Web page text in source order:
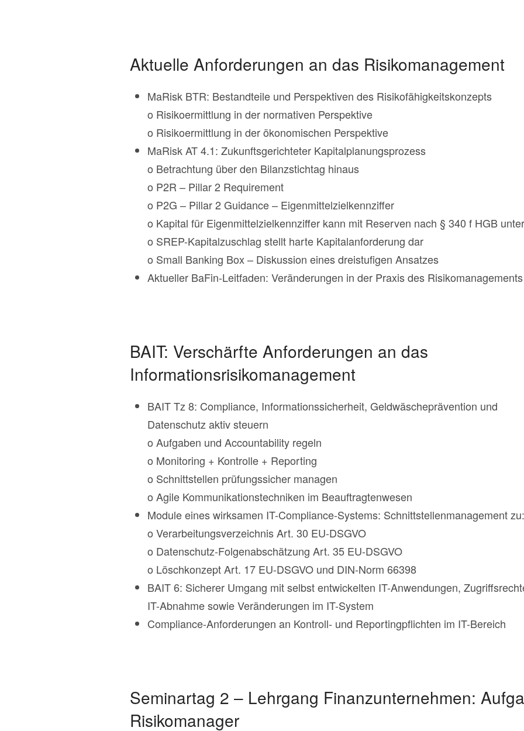
Aktuelle Anforderungen an das Risikomanagement
MaRisk BTR: Bestandteile und Perspektiven des Risikofähigkeitskonzepts
o Risikoermittlung in der normativen Perspektive
o Risikoermittlung in der ökonomischen Perspektive
MaRisk AT 4.1: Zukunftsgerichteter Kapitalplanungsprozess
o Betrachtung über den Bilanzstichtag hinaus
o P2R – Pillar 2 Requirement
o P2G – Pillar 2 Guidance – Eigenmittelzielkennziffer
o Kapital für Eigenmittelzielkennziffer kann mit Reserven nach § 340 f HGB
o SREP-Kapitalzuschlag stellt harte Kapitalanforderung dar
o Small Banking Box – Diskussion eines dreistufigen Ansatzes
Aktueller BaFin-Leitfaden: Veränderungen in der Praxis des Risikomanagements
BAIT: Verschärfte Anforderungen an das
Informationsrisikomanagement
BAIT Tz 8: Compliance, Informationssicherheit, Geldwäscheprävention und
Datenschutz aktiv steuern
o Aufgaben und Accountability regeln
o Monitoring + Kontrolle + Reporting
o Schnittstellen prüfungssicher managen
o Agile Kommunikationstechniken im Beauftragtenwesen
Module eines wirksamen IT-Compliance-Systems: Schnittstellenmanagement zu:
o Verarbeitungsverzeichnis Art. 30 EU-DSGVO
o Datenschutz-Folgenabschätzung Art. 35 EU-DSGVO
o Löschkonzept Art. 17 EU-DSGVO und DIN-Norm 66398
BAIT 6: Sicherer Umgang mit selbst entwickelten IT-Anwendungen,
IT-Abnahme sowie Veränderungen im IT-System
Compliance-Anforderungen an Kontroll- und Reportingpflichten im IT-Bereich
Seminartag 2 – Lehrgang Finanzunternehmen:
Risikomanager